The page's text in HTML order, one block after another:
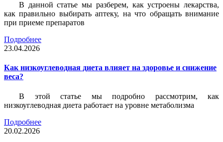
В данной статье мы разберем, как устроены лекарства,
как правильно выбирать аптеку, на что обращать внимание
при приеме препаратов
Подробнее
23.04.2026
Как низкоуглеводная диета влияет на здоровье и снижение
веса?
В этой статье мы подробно рассмотрим, как
низкоуглеводная диета работает на уровне метаболизма
Подробнее
20.02.2026